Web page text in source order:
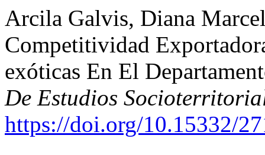
Arcila Galvis, Diana
Competitividad
exóticas En El
De Estudios
https://doi.org/10.15332/